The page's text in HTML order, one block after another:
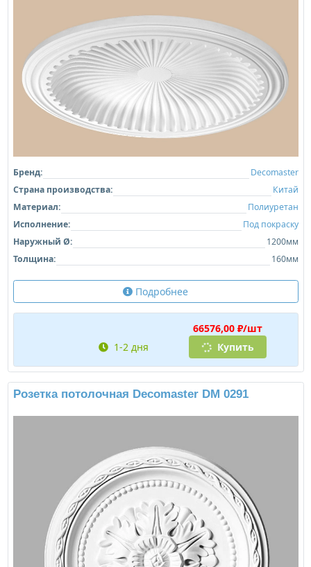
Бренд:
Decomaster
Страна производства:
Китай
Материал:
Полиуретан
Исполнение:
Под покраску
Наружный Ø:
1200мм
Толщина:
160мм
Подробнее
66576,00 ₽/шт
1-2 дня
Купить
Розетка потолочная Decomaster DM 0291